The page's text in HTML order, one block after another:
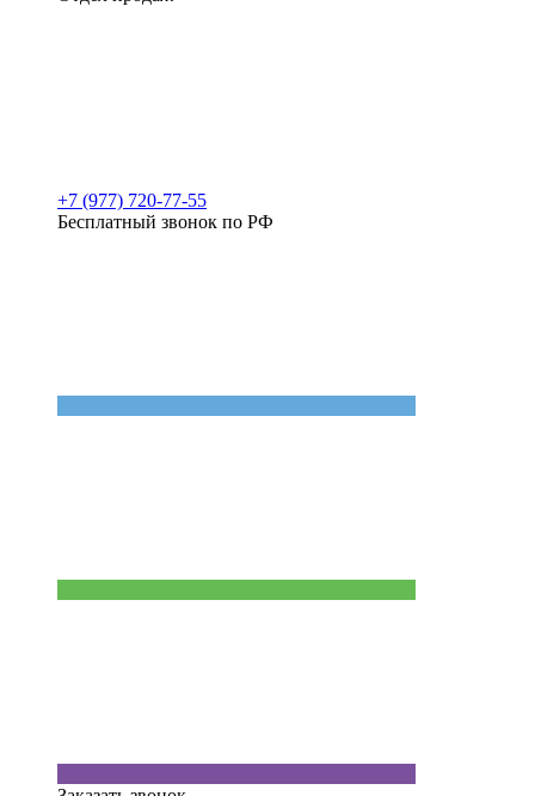
+7 (977) 720-77-55
Бесплатный звонок по РФ